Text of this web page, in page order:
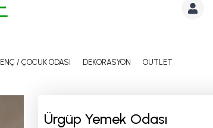
/ ÇOCUK ODASI DEKORASYON OUTLET
Ürgüp Yemek Odası